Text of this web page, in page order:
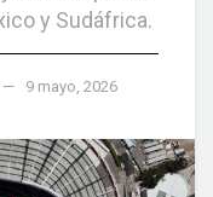
y Sudáfrica.
9 mayo, 2026